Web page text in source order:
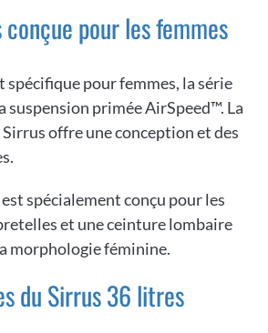
pour les femmes
spécifique pour femmes, la série
suspension primée AirSpeed™. La
Sirrus offre une conception et des
spécialement conçu pour les
et une ceinture lombaire
morphologie féminine.
du Sirrus 36 litres